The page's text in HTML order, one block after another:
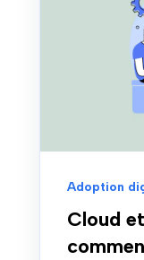
Adoption
Cloud